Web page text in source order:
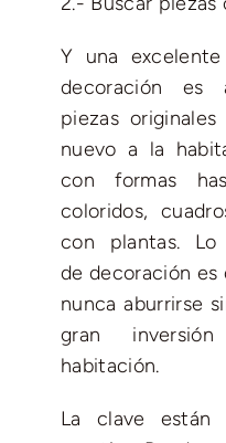
Y una
decoración es
piezas
nuevo a la
con formas
coloridos,
con plantas.
de decoración
nunca aburrirse
gran
habitación.
La clave